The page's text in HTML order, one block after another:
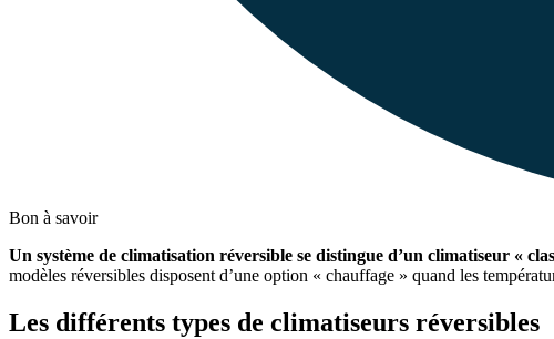
Bon à savoir
Un système de climatisation réversible se distingue d’un climatiseur «
modèles réversibles disposent d’une option « chauffage » quand les
Les différents types de climatiseurs réversibles